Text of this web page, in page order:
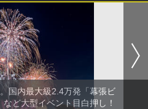
国内最大級2.4万発「幕張ビ
ど大型イベント目白押し！